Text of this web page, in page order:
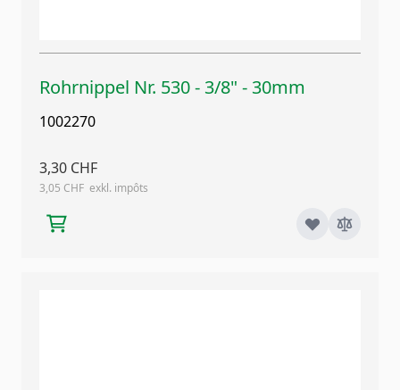
Rohrnippel Nr. 530 - 3/8" - 30mm
1002270
3,30 CHF
3,05 CHF